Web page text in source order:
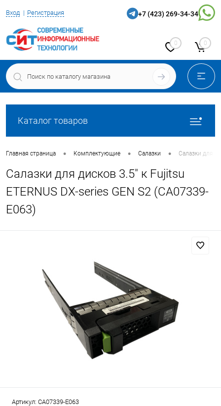
Вход Регистрация +7 (423) 269-34-34
0 0
Каталог товаров
Главная страница • Комплектующие • Салазки • Салазки для
Салазки для дисков 3.5" к Fujitsu
ETERNUS DX-series GEN S2 (CA07339-
E063)
Артикул: CA07339-E063